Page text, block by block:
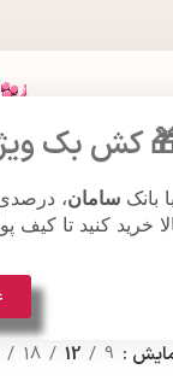
کش بک
با بانک سامان،
خرید کنید تا کیف
پیرسینگساعت مچی
9
12
18